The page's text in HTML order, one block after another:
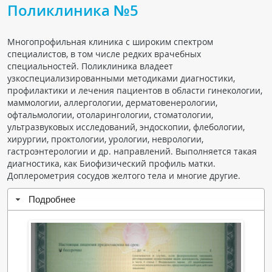
Форум
Чат RADIOMED
ОБРАЗОВАНИЕ
Интерактивные задания
Презентации
Публикации
Видео
Журнал "Лучевая диагностика и терапия"
Поликлиника №5
Многопрофильная клиника с широким спектром
специалистов, в том числе редких врачебных
специальностей. Поликлиника владеет
узкоспециализированными методиками диагностики,
профилактики и лечения пациентов в области гинекологии,
маммологии, аллергологии, дерматовенерологии,
офтальмологии, отоларингологии, стоматологии,
ультразвуковых исследований, эндоскопии, флебологии,
хирургии, проктологии, урологии, неврологии,
гастроэнтерологии и др. направлений. Выполняется такая
диагностика, как Биофизический профиль матки.
Доплерометрия сосудов желтого тела и многие другие.
Подробнее